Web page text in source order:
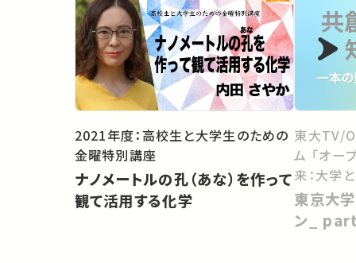
2021年度：高校生と大学生のための
金曜特別講座
ナノメートルの孔（あな）を作って
観て活用する化学
東大TV/
ム 「オー
来：大学
向けて」
東京大
ン_